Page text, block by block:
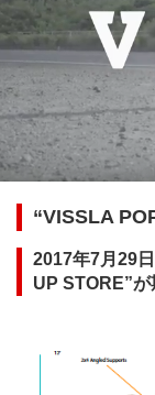
“VISSLA
2017年7月29
UP STORE”